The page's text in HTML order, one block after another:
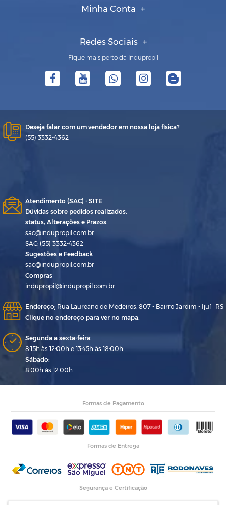
Minha Conta
Redes Sociais
Fique mais perto da Indupropil
Deseja falar com um vendedor em nossa loja física?
(55) 3332-4362
Atendimento (SAC) - SITE
Dúvidas sobre pedidos realizados,
status, Alterações e Prazos.
sac@indupropil.com.br
SAC: (55) 3332-4362
Sugestões e Feedback
sac@indupropil.com.br
Compras
indupropil@indupropil.com.br
Endereço: Rua Laureano de Medeiros, 807 - Bairro Jardim - Ijuí | RS
Clique no endereço para ver no mapa.
Segunda a sexta-feira:
8:15h às 12:00h e 13:45h às 18:00h
Sábado:
8:00h às 12:00h
Formas de Pagamento
Formas de Entrega
Segurança e Certificação